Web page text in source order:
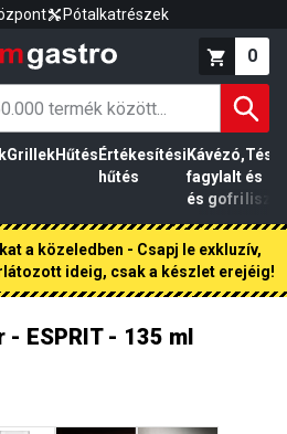
Pótalkatrészek
0
GrillekHűtés Értékesítési
hűtés
Kávézó,
fagylalt
és gofri
és
liszt
a közeledben - Csapj le exkluzív,
ideig, csak a készlet erejéig!
- ESPRIT - 135 ml